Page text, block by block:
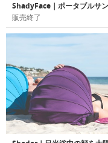
販売終了